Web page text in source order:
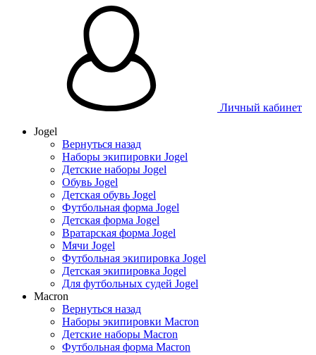
Личный кабинет
Jogel
Вернуться назад
Наборы экипировки Jogel
Детские наборы Jogel
Обувь Jogel
Детская обувь Jogel
Футбольная форма Jogel
Детская форма Jogel
Вратарская форма Jogel
Мячи Jogel
Футбольная экипировка Jogel
Детская экипировка Jogel
Для футбольных судей Jogel
Macron
Вернуться назад
Наборы экипировки Macron
Детские наборы Macron
Футбольная форма Macron